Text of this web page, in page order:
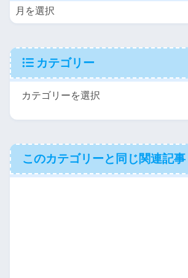
カテゴリー
このカテゴリーと同じ関連記事